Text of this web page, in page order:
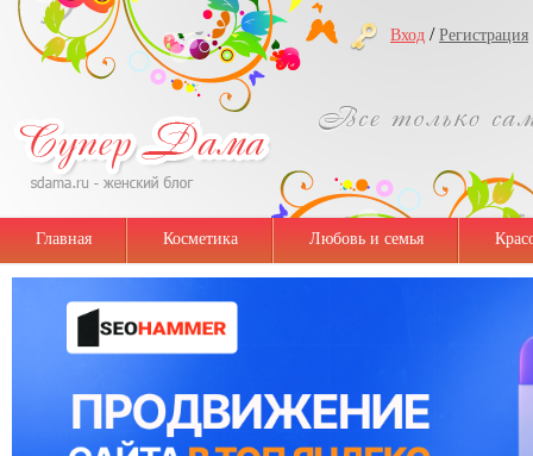
Вход / Регистрация
Главная Косметика Любовь и семья